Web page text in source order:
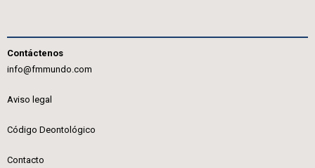
Contáctenos
info@fmmundo.com
Aviso legal
Código Deontológico
Contacto